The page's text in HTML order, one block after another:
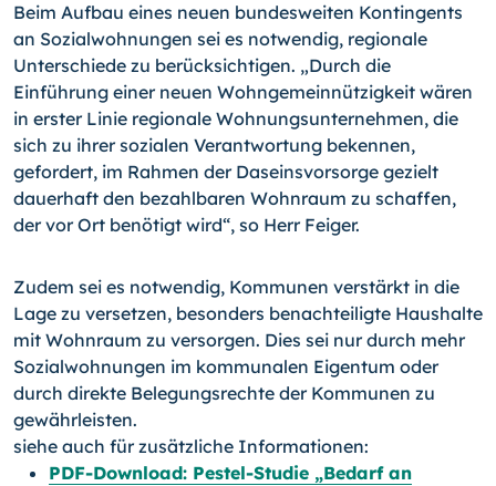
Beim Aufbau eines neuen bundesweiten Kontingents
an Sozialwohnungen sei es notwendig, regionale
Unterschiede zu berücksichtigen. „Durch die
Einführung einer neuen Wohngemeinnützigkeit wären
in erster Linie regionale Wohnungsunternehmen, die
sich zu ihrer sozialen Verantwortung bekennen,
gefordert, im Rahmen der Daseinsvorsorge gezielt
dauerhaft den bezahlbaren Wohnraum zu schaffen,
der vor Ort benötigt wird“, so Herr Feiger.
Zudem sei es notwendig, Kommunen verstärkt in die
Lage zu versetzen, besonders benachteiligte Haushalte
mit Wohnraum zu versorgen. Dies sei nur durch mehr
Sozialwohnungen im kommunalen Eigentum oder
durch direkte Belegungsrechte der Kommunen zu
gewährleisten.
siehe auch für zusätzliche Informationen:
PDF-Download: Pestel-Studie „Bedarf an